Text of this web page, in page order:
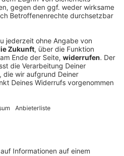
Kolumbien.
den verschiedenen
bislang bekannt.